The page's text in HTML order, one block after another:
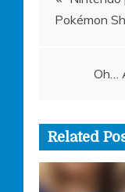
Pokémon
Oh…
Related